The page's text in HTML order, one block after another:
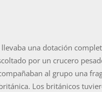
una dotación
por un crucero
al grupo una
Los británicos